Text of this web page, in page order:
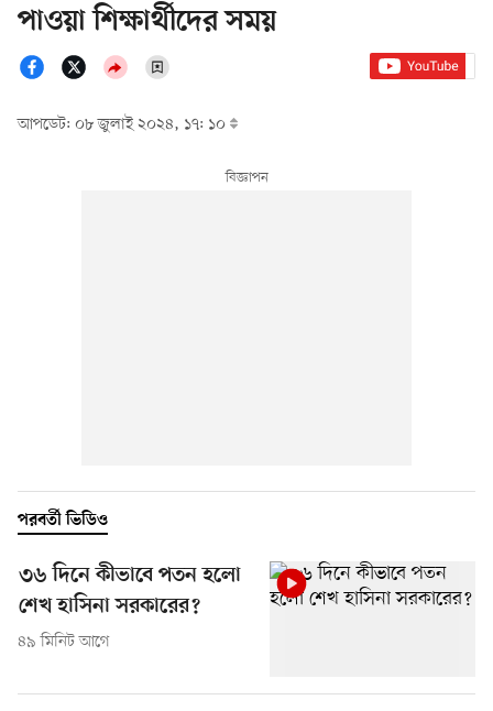
পাওয়া শিক্ষার্থীদের সময়
আপডেট: ০৮ জুলাই ২০২৪, ১৭: ১০
পরবর্তী ভিডিও
৩৬ দিনে কীভাবে পতন হলো
শেখ হাসিনা সরকারের?
৪৯ মিনিট আগে